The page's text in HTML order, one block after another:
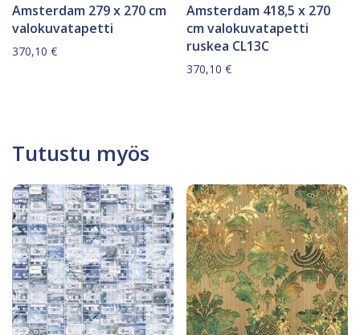
Amsterdam 279 x 270 cm
valokuvatapetti
370,10 €
Amsterdam 418,5 x 270
cm valokuvatapetti
ruskea CL13C
370,10€
Tutustu myös